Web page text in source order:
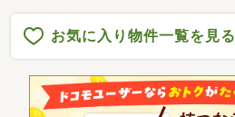
お気に入り物件一覧を見る